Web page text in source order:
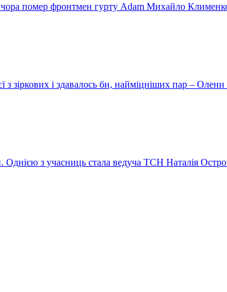
Вчора помер фронтмен гурту Adam Михайло
зіркових і здавалось би, найміцніших пар – Олени
Однією з учасниць стала ведуча ТСН Наталія